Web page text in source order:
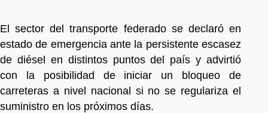
El sector del transporte federado se declaró en
estado de emergencia ante la persistente escasez
de diésel en distintos puntos del país y advirtió
con la posibilidad de iniciar un bloqueo de
carreteras a nivel nacional si no se regulariza el
suministro en los próximos días.